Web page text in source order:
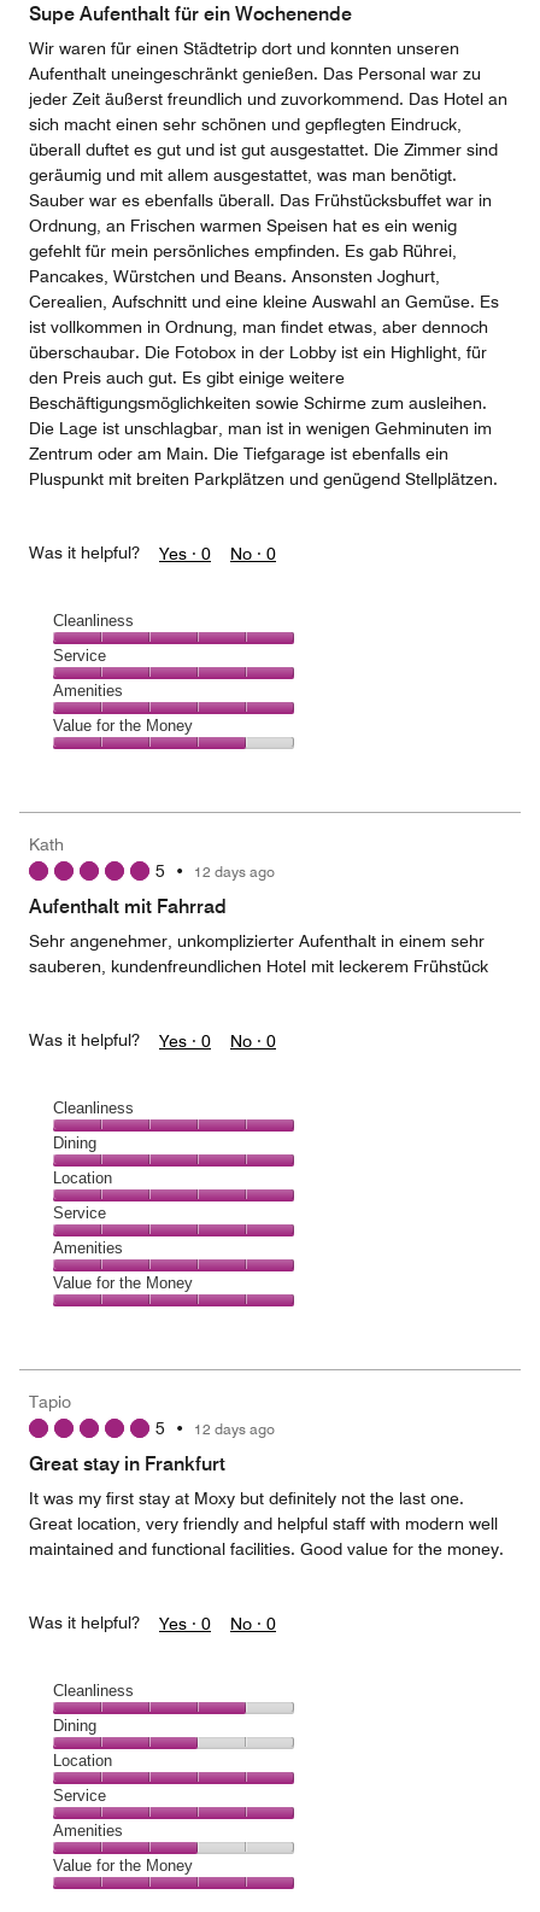
Supe Aufenthalt für ein Wochenende
Wir waren für einen Städtetrip dort und konnten unseren
Aufenthalt uneingeschränkt genießen. Das Personal war zu
jeder Zeit äußerst freundlich und zuvorkommend. Das Hotel an
sich macht einen sehr schönen und gepflegten Eindruck,
überall duftet es gut und ist gut ausgestattet. Die Zimmer sind
geräumig und mit allem ausgestattet, was man benötigt.
Sauber war es ebenfalls überall. Das Frühstücksbuffet war in
Ordnung, an Frischen warmen Speisen hat es ein wenig
gefehlt für mein persönliches empfinden. Es gab Rührei,
Pancakes, Würstchen und Beans. Ansonsten Joghurt,
Cerealien, Aufschnitt und eine kleine Auswahl an Gemüse. Es
ist vollkommen in Ordnung, man findet etwas, aber dennoch
überschaubar. Die Fotobox in der Lobby ist ein Highlight, für
den Preis auch gut. Es gibt einige weitere
Beschäftigungsmöglichkeiten sowie Schirme zum ausleihen.
Die Lage ist unschlagbar, man ist in wenigen Gehminuten im
Zentrum oder am Main. Die Tiefgarage ist ebenfalls ein
Pluspunkt mit breiten Parkplätzen und genügend Stellplätzen.
Was it helpful? Yes · 0 No · 0
Cleanliness
Cleanliness,
5
out
of
5
Service
Service,
5
out
Amenities
Amenities,
5
5
Value for the Money
4
out
of
Kath
5 • 12 days ago
Aufenthalt mit Fahrrad
Sehr angenehmer, unkomplizierter Aufenthalt in einem sehr
sauberen, kundenfreundlichen Hotel mit leckerem Frühstück
Was it helpful? Yes · 0 No · 0
Cleanliness
Cleanliness,
5
out
of
5
Dining
Dining,
5
out
of
5
Location
Location,
5
out
of
5
Service
Service,
5
out
Amenities
Amenities,
5
5
Value for the Money
5
out
Tapio
5 • 12 days ago
Great stay in Frankfurt
It was my first stay at Moxy but definitely not the last one.
Great location, very friendly and helpful staff with modern well
maintained and functional facilities. Good value for the money.
Was it helpful? Yes · 0 No · 0
Cleanliness
Cleanliness,
4
out
of
5
Dining
Dining,
3
out
of
5
Location
Location,
5
out
of
5
Service
Service,
5
out
Amenities
Amenities,
3
Value for the Money